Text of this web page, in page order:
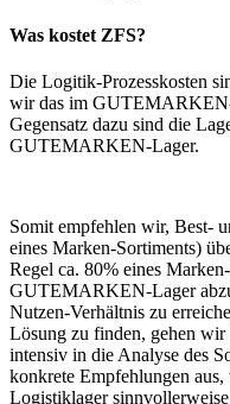
Was kostet ZFS?
Die Logitik-Prozesskosten
wir das im
Gegensatz dazu sind die
GUTEMARKEN-Lager.
Somit empfehlen wir, Best-
eines Marken-Sortiments)
Regel ca. 80% eines
GUTEMARKEN-Lager
Nutzen-Verhältnis zu
Lösung zu finden, gehen
intensiv in die Analyse des
konkrete Empfehlungen
Logistiklager